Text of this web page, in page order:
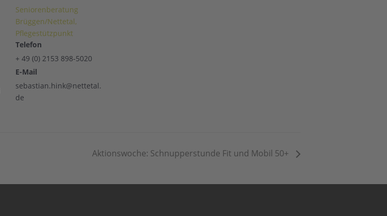
Seniorenberatung
Brüggen/Nettetal,
Pflegestützpunkt
Telefon
+ 49 (0) 2153 898-5020
E-Mail
sebastian.hink@nettetal.
de
Aktionswoche: Schnupperstunde Fit und Mobil 50+